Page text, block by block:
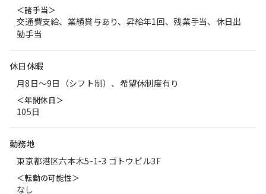
＜諸手当＞
交通費支給、業績賞与あり、昇給年1回、残業手当、休日出
勤手当
休日休暇
月8日～9日（シフト制）、希望休制度有り
＜年間休日＞
105日
勤務地
東京都港区六本木5-1-3 ゴトウビル3F
＜転勤の可能性＞
なし